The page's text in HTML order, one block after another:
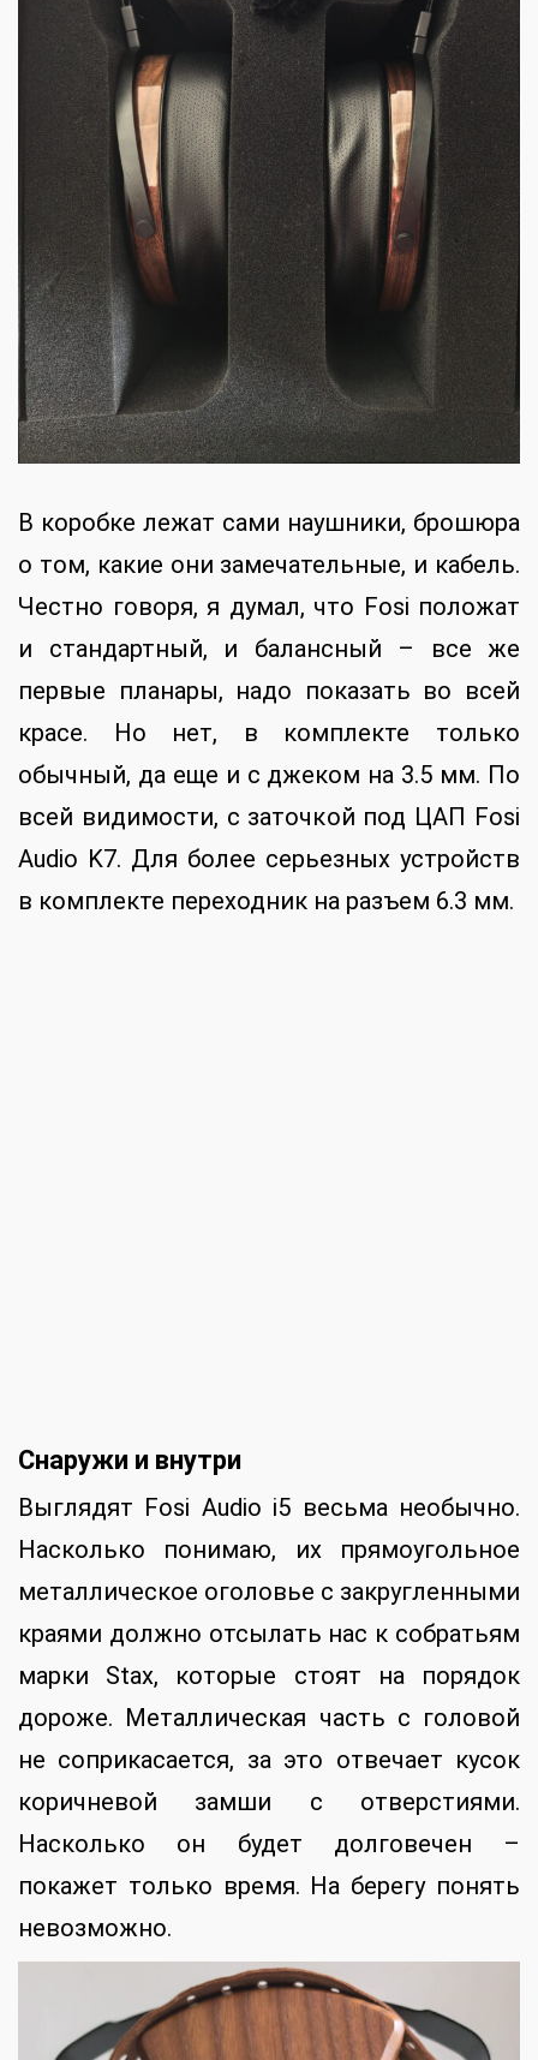
В коробке лежат сами наушники, брошюра
о том, какие они замечательные, и кабель.
Честно говоря, я думал, что Fosi положат
и стандартный, и балансный – все же
первые планары, надо показать во всей
красе. Но нет, в комплекте только
обычный, да еще и с джеком на 3.5 мм. По
всей видимости, с заточкой под ЦАП Fosi
Audio K7. Для более серьезных устройств
в комплекте переходник на разъем 6.3 мм.
Снаружи и внутри
Выглядят Fosi Audio i5 весьма необычно.
Насколько понимаю, их прямоугольное
металлическое оголовье с закругленными
краями должно отсылать нас к собратьям
марки Stax, которые стоят на порядок
дороже. Металлическая часть с головой
не соприкасается, за это отвечает кусок
коричневой замши с отверстиями.
Насколько он будет долговечен –
покажет только время. На берегу понять
невозможно.